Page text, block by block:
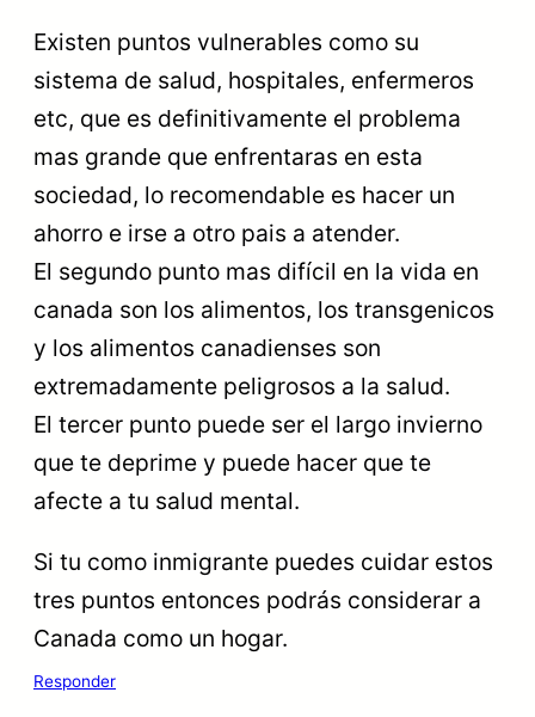
Existen puntos vulnerables como su
sistema de salud, hospitales, enfermeros
etc, que es definitivamente el problema
mas grande que enfrentaras en esta
sociedad, lo recomendable es hacer un
ahorro e irse a otro pais a atender.
El segundo punto mas difícil en la vida en
canada son los alimentos, los transgenicos
y los alimentos canadienses son
extremadamente peligrosos a la salud.
El tercer punto puede ser el largo invierno
que te deprime y puede hacer que te
afecte a tu salud mental.
Si tu como inmigrante puedes cuidar estos
tres puntos entonces podrás considerar a
Canada como un hogar.
Responder